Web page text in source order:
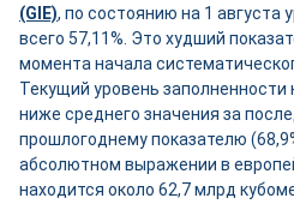
(GIE), по состоянию на 1 августа
всего 57,11%. Это худший
момента начала
Текущий уровень заполненности
ниже среднего значения за
прошлогоднему показателю
абсолютном выражении в
находится около 62,7 млрд